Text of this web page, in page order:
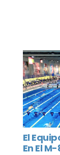
El
En El